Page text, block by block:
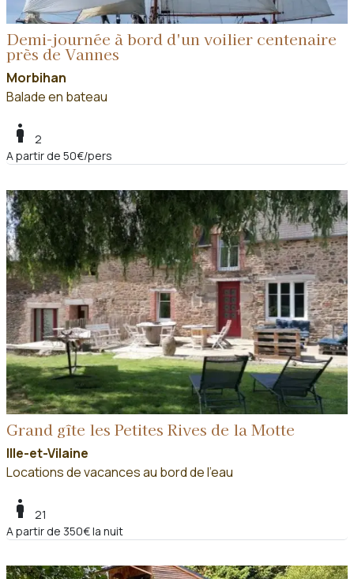
Demi-journée à bord d'un voilier centenaire
près de Vannes
Morbihan
Balade en bateau
boy
2
A partir de 50€/pers
Grand gîte les Petites Rives de la Motte
Ille-et-Vilaine
Locations de vacances au bord de l'eau
boy
21
A partir de 350€ la nuit